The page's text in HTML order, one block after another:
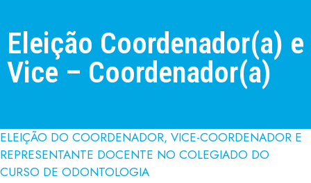
Eleição Coordenador(a) e
Vice – Coordenador(a)
ELEIÇÃO DO COORDENADOR, VICE-COORDENADOR E
REPRESENTANTE DOCENTE NO COLEGIADO DO
CURSO DE ODONTOLOGIA